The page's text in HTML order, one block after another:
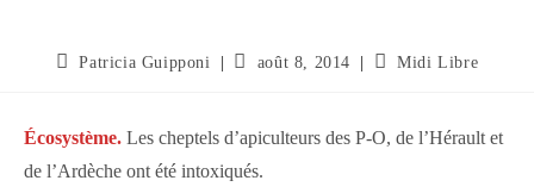
Auteur/autrice
publication :
Patricia Guipponi
Publication
août 8, 2014
PostMidi Libre
Écosystème. Les cheptels d’apiculteurs des P-O, de l’Hérault et
de l’Ardèche ont été intoxiqués.